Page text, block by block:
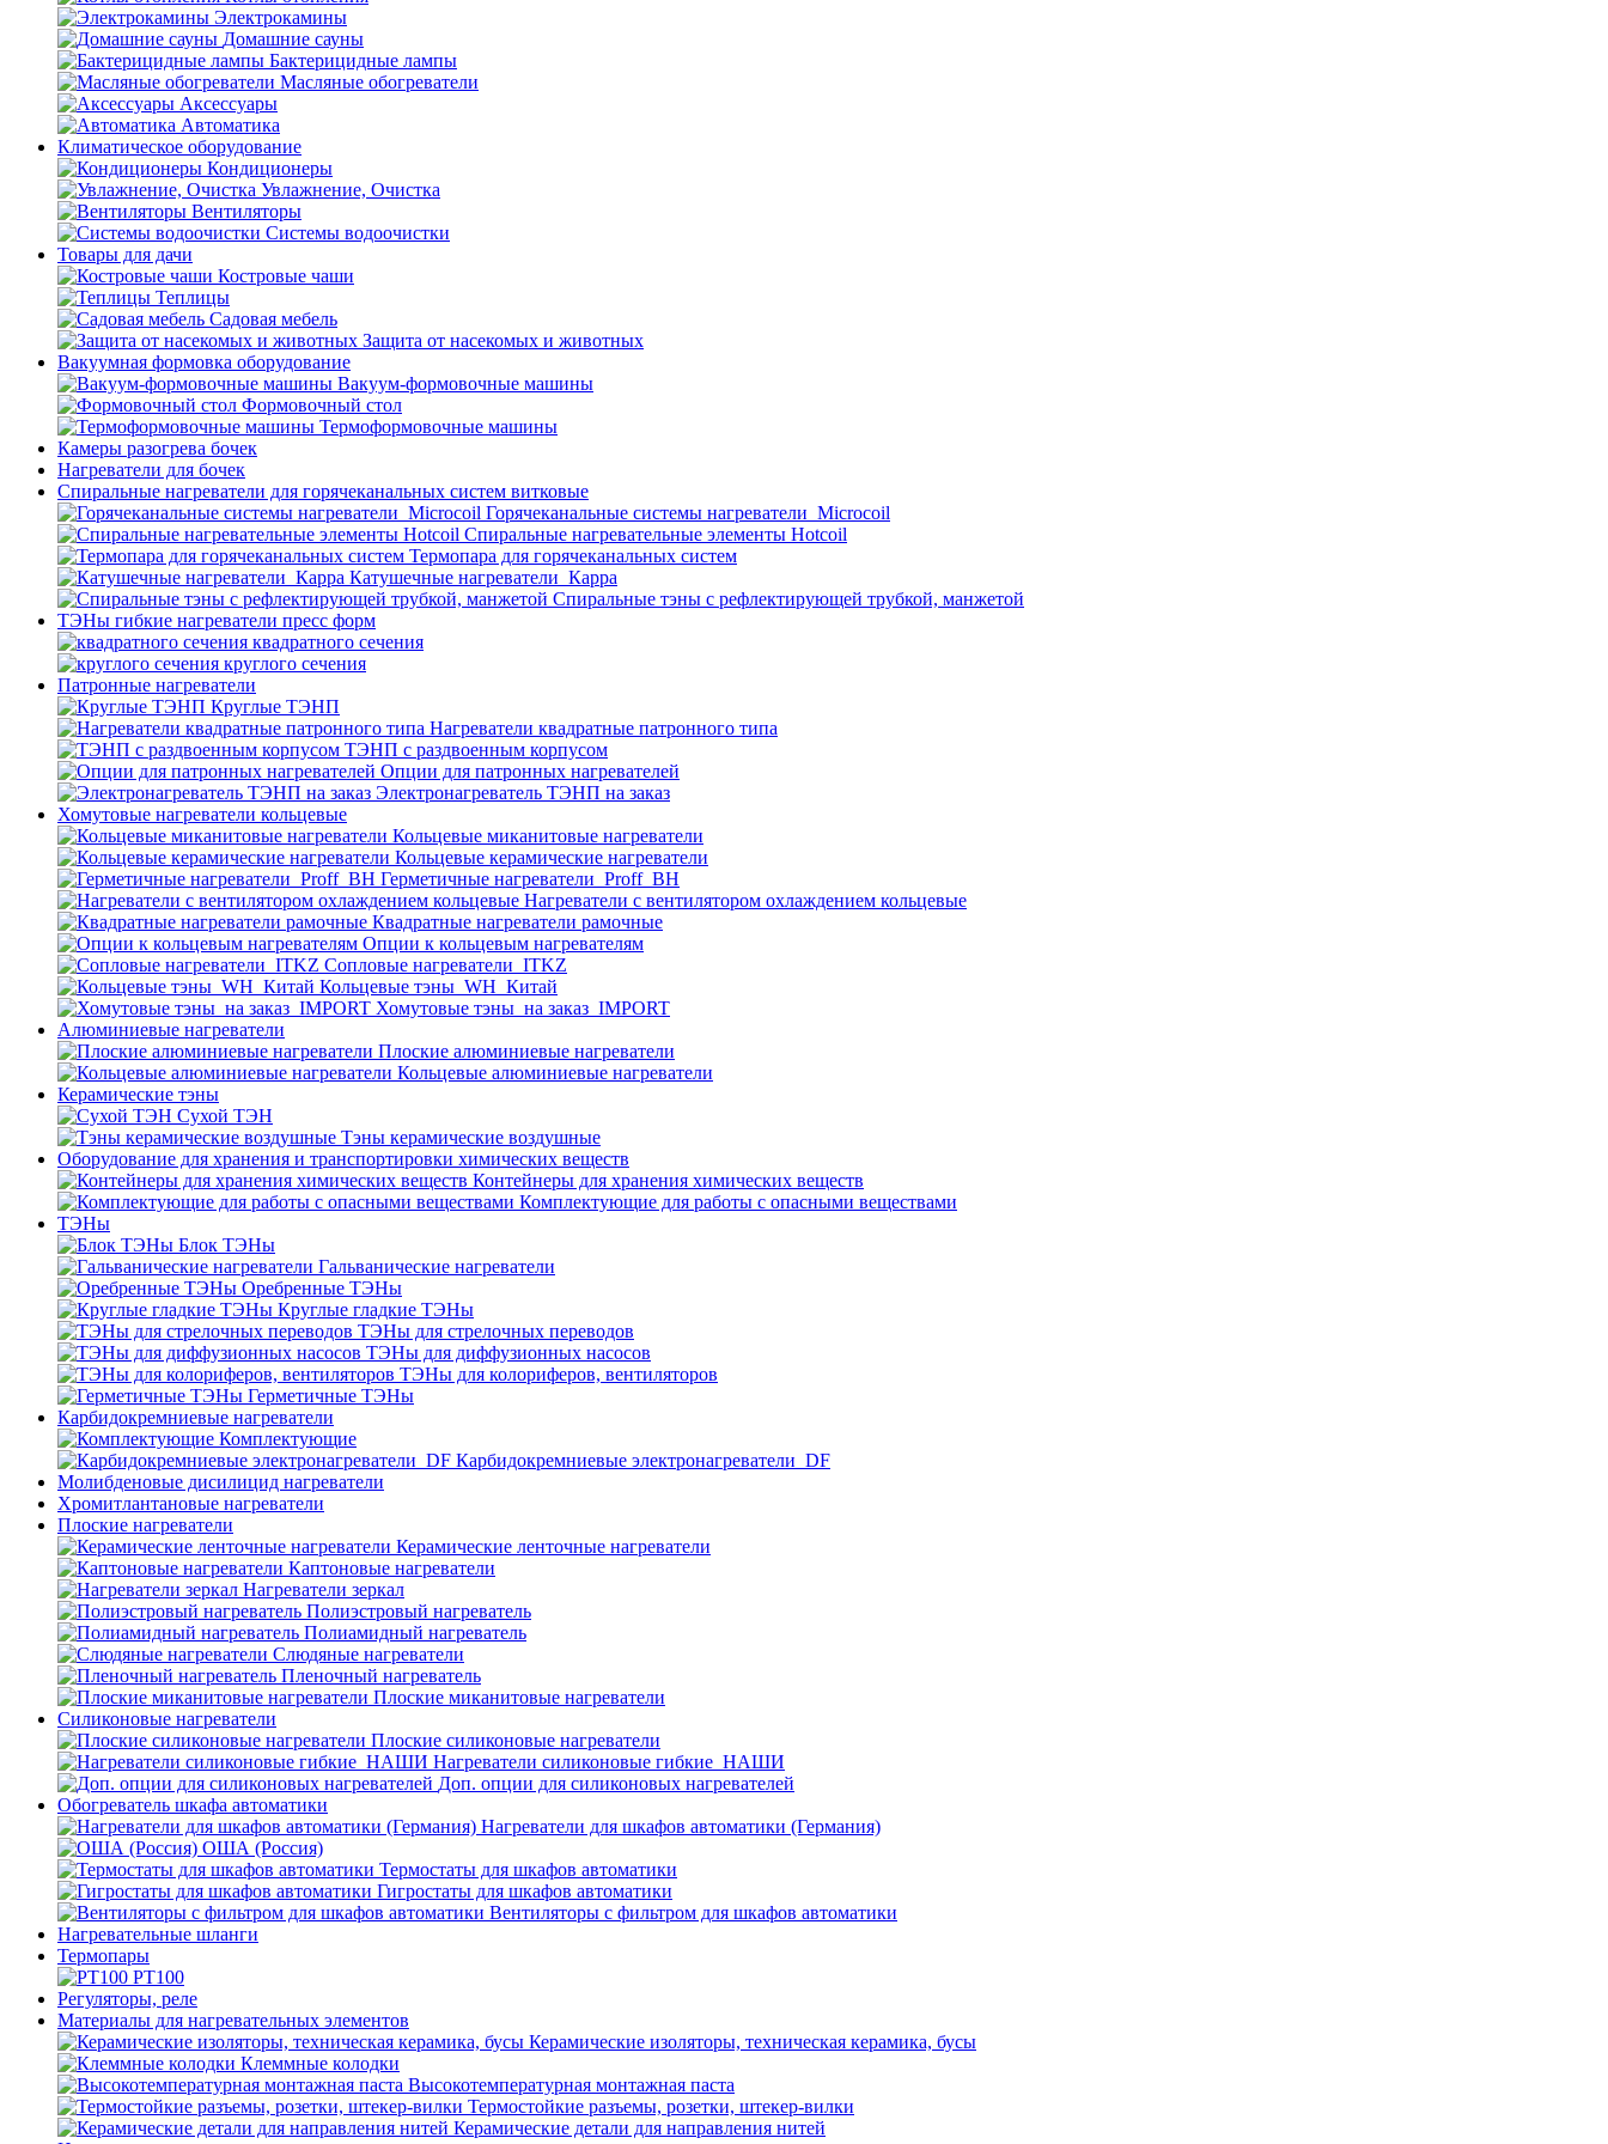
Электрокамины
Домашние сауны
Бактерицидные лампы
Масляные обогреватели
Аксессуары
Автоматика
Климатическое оборудование
Кондиционеры
Увлажнение, Очистка
Вентиляторы
Системы водоочистки
Товары для дачи
Костровые чаши
Теплицы
Садовая мебель
Защита от насекомых и животных
Вакуумная формовка оборудование
Вакуум-формовочные машины
Формовочный стол
Термоформовочные машины
Камеры разогрева бочек
Нагреватели для бочек
Спиральные нагреватели для горячеканальных систем витковые
Горячеканальные системы нагреватели_Microcoil
Спиральные нагревательные элементы Hotcoil
Термопара для горячеканальных систем
Катушечные нагреватели_Карра
Спиральные тэны с рефлектирующей трубкой, манжетой
ТЭНы гибкие нагреватели пресс форм
квадратного сечения
круглого сечения
Патронные нагреватели
Круглые ТЭНП
Нагреватели квадратные патронного типа
ТЭНП с раздвоенным корпусом
Опции для патронных нагревателей
Электронагреватель ТЭНП на заказ
Хомутовые нагреватели кольцевые
Кольцевые миканитовые нагреватели
Кольцевые керамические нагреватели
Герметичные нагреватели_Proff_BH
Нагреватели с вентилятором охлаждением кольцевые
Квадратные нагреватели рамочные
Опции к кольцевым нагревателям
Cопловые нагреватели_ITKZ
Кольцевые тэны_WH_Китай
Хомутовые тэны_на заказ_IMPORT
Алюминиевые нагреватели
Плоские алюминиевые нагреватели
Кольцевые алюминиевые нагреватели
Керамические тэны
Сухой ТЭН
Тэны керамические воздушные
Оборудование для хранения и транспортировки химических веществ
Контейнеры для хранения химических веществ
Комплектующие для работы с опасными веществами
ТЭНы
Блок ТЭНы
Гальванические нагреватели
Оребренные ТЭНы
Круглые гладкие ТЭНы
ТЭНы для стрелочных переводов
ТЭНы для диффузионных насосов
ТЭНы для колориферов, вентиляторов
Герметичные ТЭНы
Карбидокремниевые нагреватели
Комплектующие
Карбидокремниевые электронагреватели_DF
Молибденовые дисилицид нагреватели
Хромитлантановые нагреватели
Плоские нагреватели
Керамические ленточные нагреватели
Каптоновые нагреватели
Нагреватели зеркал
Полиэстровый нагреватель
Полиамидный нагреватель
Слюдяные нагреватели
Пленочный нагреватель
Плоские миканитовые нагреватели
Силиконовые нагреватели
Плоские силиконовые нагреватели
Нагреватели силиконовые гибкие_НАШИ
Доп. опции для силиконовых нагревателей
Обогреватель шкафа автоматики
Нагреватели для шкафов автоматики (Германия)
ОША (Россия)
Термостаты для шкафов автоматики
Гигростаты для шкафов автоматики
Вентиляторы с фильтром для шкафов автоматики
Нагревательные шланги
Термопары
PT100
Регуляторы, реле
Материалы для нагревательных элементов
Керамические изоляторы, техническая керамика, бусы
Клеммные колодки
Высокотемпературная монтажная паста
Термостойкие разъемы, розетки, штекер-вилки
Керамические детали для направления нитей